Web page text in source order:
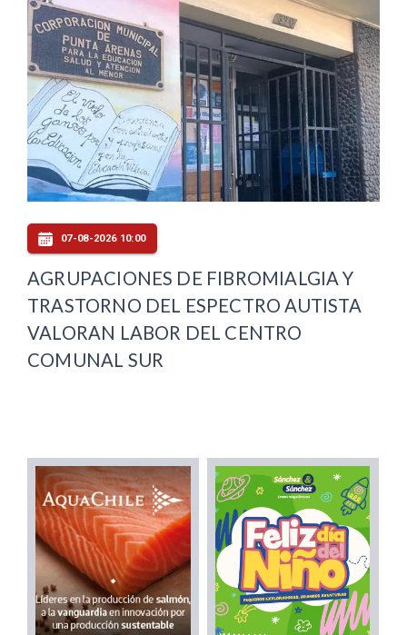
07-08-2026 10:00
AGRUPACIONES DE FIBROMIALGIA Y
TRASTORNO DEL ESPECTRO AUTISTA
VALORAN LABOR DEL CENTRO
COMUNAL SUR